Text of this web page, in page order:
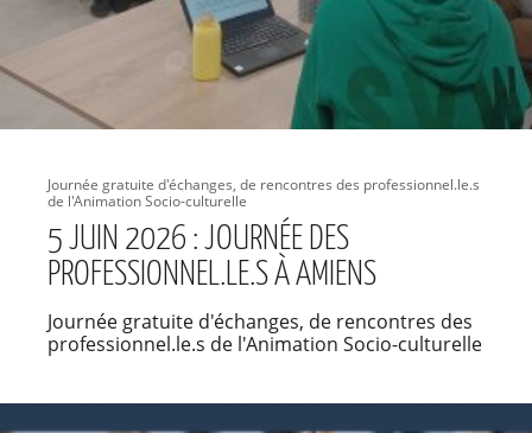
Journée gratuite d'échanges, de rencontres des professionnel.le.s
de l'Animation Socio-culturelle
5 JUIN 2026 : JOURNÉE DES
PROFESSIONNEL.LE.S À AMIENS
Journée gratuite d'échanges, de rencontres des
professionnel.le.s de l'Animation Socio-culturelle